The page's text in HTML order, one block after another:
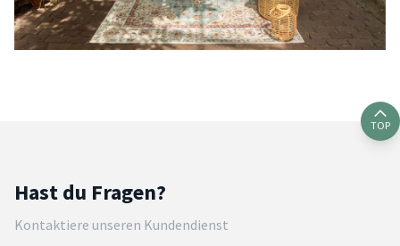
TOP
Hast du Fragen?
Kontaktiere unseren Kundendienst